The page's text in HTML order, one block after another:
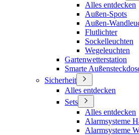
Alles entdecken
Außen-Spots
Außen-
Flutlichter
Sockelleuchten
Wegeleuchten
Gartenwetterstation
Smarte
Sicherheit
Alles entdecken
Sets
Alles entdecken
Alarmsysteme
Alarmsysteme